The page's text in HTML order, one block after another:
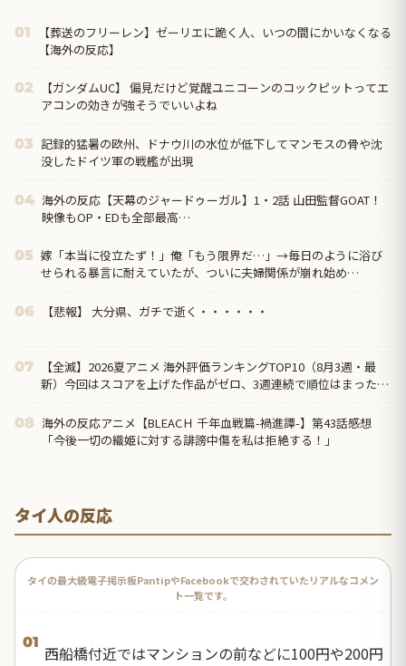
01
【葬送のフリーレン】ゼーリエに跪く人、いつの間にかいなくなる
【海外の反応】
02
【ガンダムUC】 偏見だけど覚醒ユニコーンのコックピットってエ
アコンの効きが強そうでいいよね
03 記録的猛暑の欧州、ドナウ川の水位が低下してマンモスの骨や沈
没したドイツ軍の戦艦が出現
04 海外の反応【天幕のジャードゥーガル】1・2話 山田監督GOAT！
映像もOP・EDも全部最高…
05 嫁「本当に役立たず！」俺「もう限界だ…」→毎日のように浴び
せられる暴言に耐えていたが、ついに夫婦関係が崩れ始め…
06 【悲報】 大分県、ガチで逝く・・・・・・
07
【全滅】2026夏アニメ 海外評価ランキングTOP10（8月3週・最
新）今回はスコアを上げた作品がゼロ、3週連続で順位はまったく
08 海外の反応アニメ【BLEACＨ 千年血戦篇-禍進譚-】第43話感想
「今後一切の織姫に対する誹謗中傷を私は拒絶する！」
タイ人の反応
タイの最大級電子掲示板PantipやFacebookで交わされていたリアルなコメン
ト一覧です。
01
西船橋付近ではマンションの前などに100円や200円